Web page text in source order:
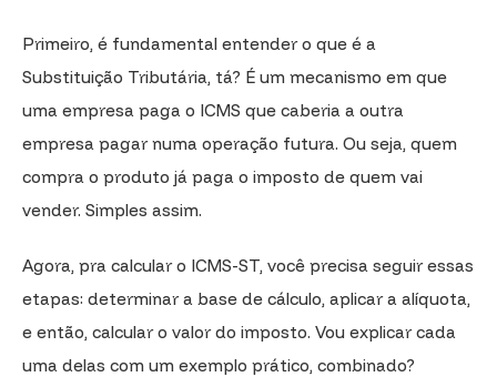
Primeiro, é fundamental entender o que é a
Substituição Tributária, tá? É um mecanismo em que
uma empresa paga o ICMS que caberia a outra
empresa pagar numa operação futura. Ou seja, quem
compra o produto já paga o imposto de quem vai
vender. Simples assim.
Agora, pra calcular o ICMS-ST, você precisa seguir essas
etapas: determinar a base de cálculo, aplicar a alíquota,
e então, calcular o valor do imposto. Vou explicar cada
uma delas com um exemplo prático, combinado?